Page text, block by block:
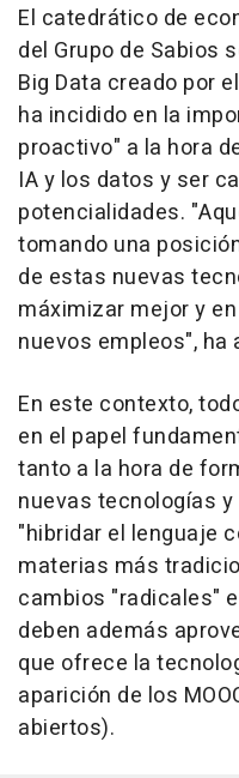
El catedrático de
del Grupo de Sabios
Big Data creado por
ha incidido en la
proactivo" a la hora
IA y los datos y ser
potencialidades.
tomando una
de estas nuevas
máximizar mejor y
nuevos empleos", ha
En este contexto,
en el papel
tanto a la hora de
nuevas tecnologías
"hibridar el lenguaje
materias más
cambios "radicales"
deben además
que ofrece la
aparición de los
abiertos).